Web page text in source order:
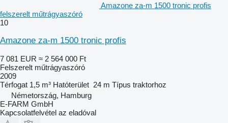
Amazone za-m 1500 tronic profis
felszerelt műtrágyaszóró
10
Amazone za-m 1500 tronic profis
7 081 EUR ≈ 2 564 000 Ft
Felszerelt műtrágyaszóró
2009
Térfogat 1,5 m³ Hatóterület 24 m Típus traktorhoz
Németország, Hamburg
E-FARM GmbH
Kapcsolatfelvétel az eladóval